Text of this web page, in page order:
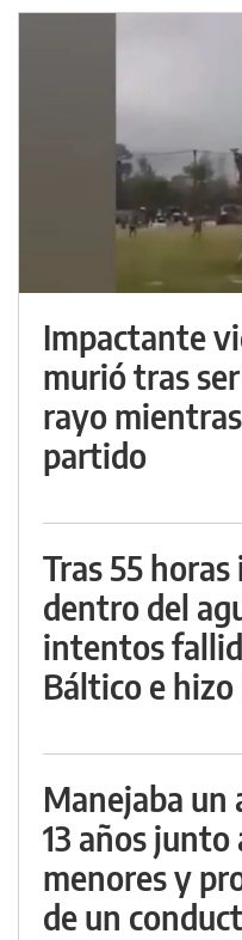
Impactante
murió tras
rayo
partido
Tras 55
dentro del
intentos
Báltico e
Manejaba un
13 años junto
menores y
de un